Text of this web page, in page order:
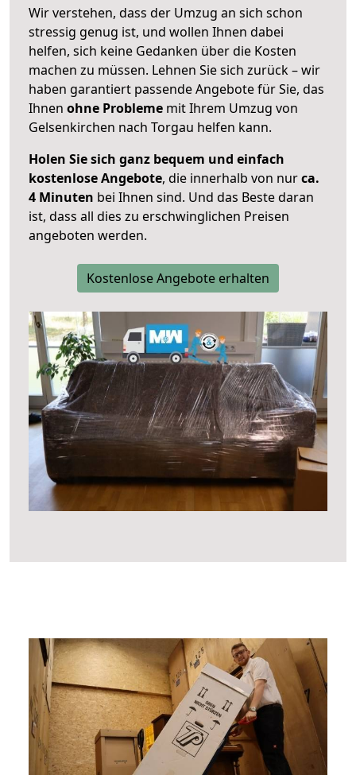
Wir verstehen, dass der Umzug an sich schon
stressig genug ist, und wollen Ihnen dabei
helfen, sich keine Gedanken über die Kosten
machen zu müssen. Lehnen Sie sich zurück – wir
haben garantiert passende Angebote für Sie, das
Ihnen ohne Probleme mit Ihrem Umzug von
Gelsenkirchen nach Torgau helfen kann.
Holen Sie sich ganz bequem und einfach
kostenlose Angebote, die innerhalb von nurca.
4 Minuten bei Ihnen sind. Und das Beste daran
ist, dass all dies zu erschwinglichen Preisen
angeboten werden.
Kostenlose Angebote erhalten